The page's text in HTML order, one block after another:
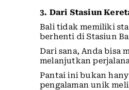
3. Dari Stasiun
Bali tidak memiliki
berhenti di Stasiun
Dari sana, Anda bisa
melanjutkan
Pantai ini bukan
pengalaman unik